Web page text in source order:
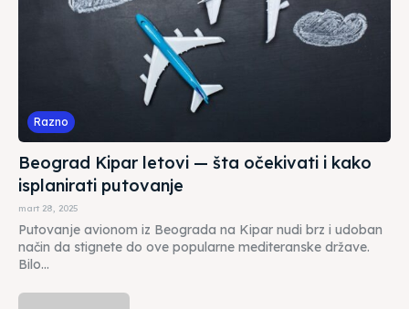
Razno
Beograd Kipar letovi — šta očekivati i kako
isplanirati putovanje
mart 28, 2025
Putovanje avionom iz Beograda na Kipar nudi brz i udoban
način da stignete do ove popularne mediteranske države.
Bilo...